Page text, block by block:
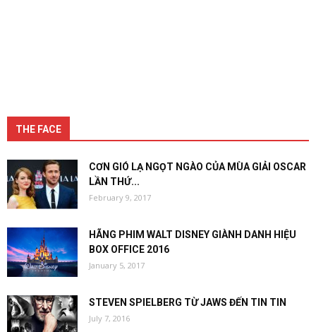
THE FACE
CƠN GIÓ LẠ NGỌT NGÀO CỦA MÙA GIẢI OSCAR
LẦN THỨ...
February 9, 2017
HÃNG PHIM WALT DISNEY GIÀNH DANH HIỆU
BOX OFFICE 2016
January 5, 2017
STEVEN SPIELBERG TỪ JAWS ĐẾN TIN TIN
July 7, 2016